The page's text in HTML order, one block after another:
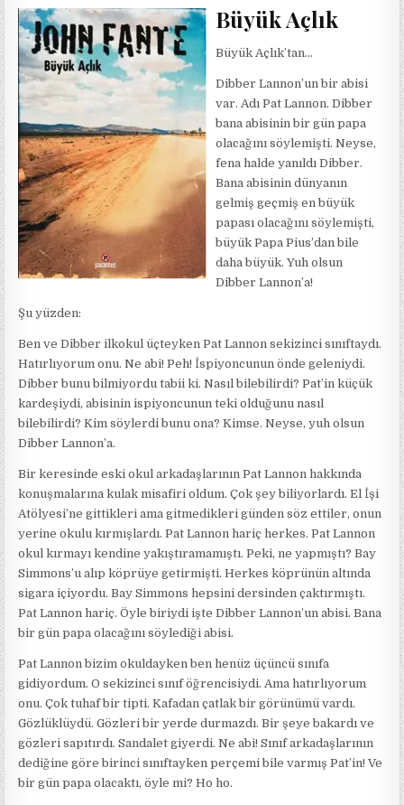
AÇLIK
/
Büyük Açlık
Büyük Açlık’tan…
Dibber Lannon’un bir abisi
var. Adı Pat Lannon. Dibber
bana abisinin bir gün papa
olacağını söylemişti. Neyse,
fena halde yanıldı Dibber.
Bana abisinin dünyanın
gelmiş geçmiş en büyük
papası olacağını söylemişti,
büyük Papa Pius’dan bile
daha büyük. Yuh olsun
Dibber Lannon’a!
Şu yüzden:
Ben ve Dibber ilkokul üçteyken Pat Lannon sekizinci sınıftaydı.
Hatırlıyorum onu. Ne abi! Peh! İspiyoncunun önde geleniydi.
Dibber bunu bilmiyordu tabii ki. Nasıl bilebilirdi? Pat’in küçük
kardeşiydi, abisinin ispiyoncunun teki olduğunu nasıl
bilebilirdi? Kim söylerdi bunu ona? Kimse. Neyse, yuh olsun
Dibber Lannon’a.
Bir keresinde eski okul arkadaşlarının Pat Lannon hakkında
konuşmalarına kulak misafiri oldum. Çok şey biliyorlardı. El İşi
Atölyesi’ne gittikleri ama gitmedikleri günden söz ettiler, onun
yerine okulu kırmışlardı. Pat Lannon hariç herkes. Pat Lannon
okul kırmayı kendine yakıştıramamıştı. Peki, ne yapmıştı? Bay
Simmons’u alıp köprüye getirmişti. Herkes köprünün altında
sigara içiyordu. Bay Simmons hepsini dersinden çaktırmıştı.
Pat Lannon hariç. Öyle biriydi işte Dibber Lannon’un abisi. Bana
bir gün papa olacağını söylediği abisi.
Pat Lannon bizim okuldayken ben henüz üçüncü sınıfa
gidiyordum. O sekizinci sınıf öğrencisiydi. Ama hatırlıyorum
onu. Çok tuhaf bir tipti. Kafadan çatlak bir görünümü vardı.
Gözlüklüydü. Gözleri bir yerde durmazdı. Bir şeye bakardı ve
gözleri sapıtırdı. Sandalet giyerdi. Ne abi! Sınıf arkadaşlarının
dediğine göre birinci sınıftayken perçemi bile varmış Pat’in! Ve
bir gün papa olacaktı, öyle mi? Ho ho.